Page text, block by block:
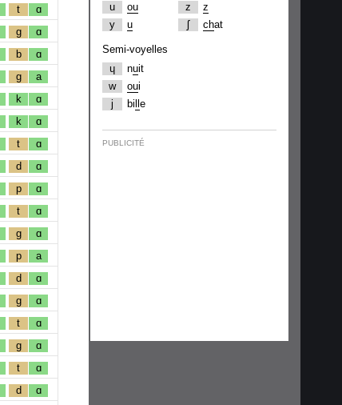
t ɑ
g ɑ
b ɑ
g a
k ɑ
k ɑ
t ɑ
d ɑ
p ɑ
t ɑ
g ɑ
p a
d ɑ
g ɑ
t ɑ
g ɑ
t ɑ
d ɑ
u
ou
y
u
z
z
ʃ
chat
Semi-voyelles
ɥ
nuit
w
oui
j
bi e
PUBLICITÉ